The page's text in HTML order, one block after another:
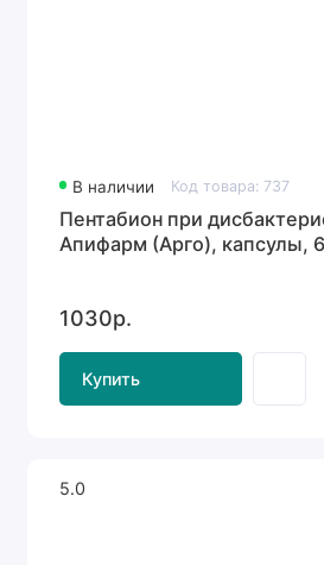
В наличии Код товара: 737
Пентабион при
Апифарм (Арго), капсулы,
1030р.
Купить
5.0